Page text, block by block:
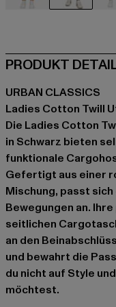
PRODUKT
URBAN CLASSICS
Ladies Cotton Twill
Die Ladies Cotton
in Schwarz bieten
funktionale
Gefertigt aus einer
Mischung, passt
Bewegungen an.
seitlichen
an den
und bewahrt die
du nicht auf Style
möchtest.